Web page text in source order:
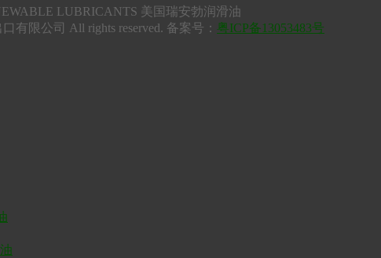
LUBRICANTS 美国瑞安勃润滑油
有限公司 All rights reserved. 备案号： 粤ICP备13053483号